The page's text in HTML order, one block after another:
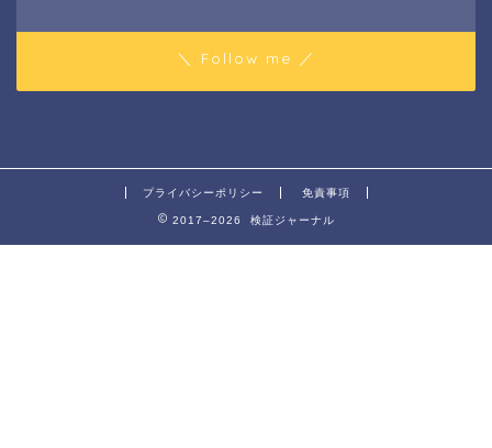
＼ Follow me ／
プライバシーポリシー 免責事項
2017–2026 検証ジャーナル